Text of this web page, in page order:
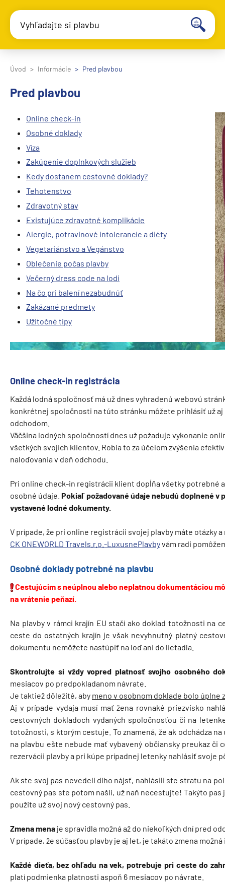
Vyhľadajte si plavbu
Úvod Informácie Pred plavbou
Pred plavbou
Online check-in
Osobné doklady
Víza
Zakúpenie doplnkových služieb
Kedy dostanem cestovné doklady?
Tehotenstvo
Zdravotný stav
Existujúce zdravotné komplikácie
Alergie, potravinové intolerancie a diéty
Vegetariánstvo a Vegánstvo
Oblečenie počas plavby
Večerný dress code na lodi
Na čo pri balení nezabudnúť
Zakázané predmety
Užitočné tipy
Online check-in registrácia
Každá lodná spoločnosť má už dnes vyhradenú webovú
konkrétnej spoločnosti na túto stránku môžete prihlásiť už
odchodom.
Väčšina lodných spoločností dnes už požaduje vykonanie
všetkých svojich klientov. Robia to za účelom zvýšenia
naloďovania v deň odchodu.
Pri online check-in registrácii klient dopĺňa všetky potrebné
osobné údaje. Pokiaľ požadované údaje nebudú doplnené v
vystavené lodné dokumenty.
V prípade, že pri online registrácii svojej plavby máte otázky
CK ONEWORLD Travels.r.o.-LuxusnePlavbyvám radi
Osobné doklady potrebné na plavbu
Cestujúcim s neúplnou alebo neplatnou dokumentáciou
na vrátenie peňazí.
Na plavby v rámci krajín EU stačí ako doklad totožnosti na
ceste do ostatných krajín je však nevyhnutný platný
dokumentu nemôžete nastúpiť na loď ani do lietadla.
Skontrolujte si vždy vopred platnosť svojho osobného
mesiacov po predpokladanom návrate.
Je taktiež dôležité, aby meno v osobnom doklade bolo úplne
Aj v prípade vydaja musí mať žena rovnaké priezvisko
cestovných dokladoch vydaných spoločnosťou či na
totožnosti, s ktorým cestuje. To znamená, že ak odchádza
na plavbu ešte nebude mať vybavený občiansky preukaz či
rezervácii plavby a pri kúpe prípadnej letenky nahlásiť svoje
Ak ste svoj pas nevedeli dlho nájsť, nahlásili ste stratu na
cestovný pas ste potom našli, už naň necestujte! Takýto
použite už svoj nový cestovný pas.
Zmena mena je spravidla možná až do niekoľkých dní pred
V prípade, že súčasťou plavby je aj let, je takáto zmena
Každé dieťa, bez ohľadu na vek, potrebuje pri ceste do
platí podmienka platnosti aspoň 6 mesiacov po návrate.